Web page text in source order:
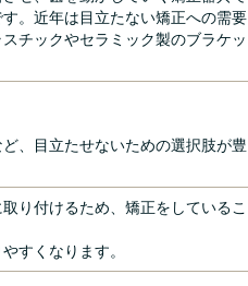
。近年は目立たない矯正への需要
チックやセラミック製のブラケッ
、目立たせないための選択肢が豊
り付けるため、矯正をしているこ
すくなります。